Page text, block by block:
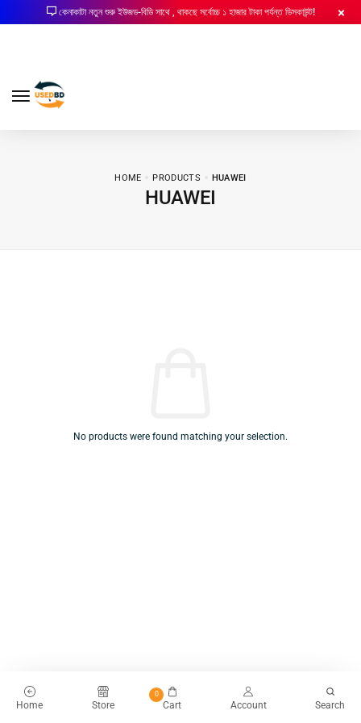
কেনাকাটা নতুন শুরু ইউজড-বিডি সাথে , থাকছে সর্বোচ্চ ১ হাজার টাকা পর্যন্ত ডিসকাউন্ট!
HOME PRODUCTS HUAWEI
HUAWEI
No products were found matching your selection.
Home Store
0
Cart Account Search